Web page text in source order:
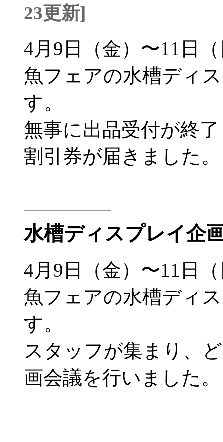
23更新]
4月9日（金）〜11日
魚フェアの水槽ディ
す。
無事に出品受付が終
割引券が届きました。
水槽ディスプレイ
4月9日（金）〜11日
魚フェアの水槽ディ
す。
スタッフが集まり、
画会議を行いました。